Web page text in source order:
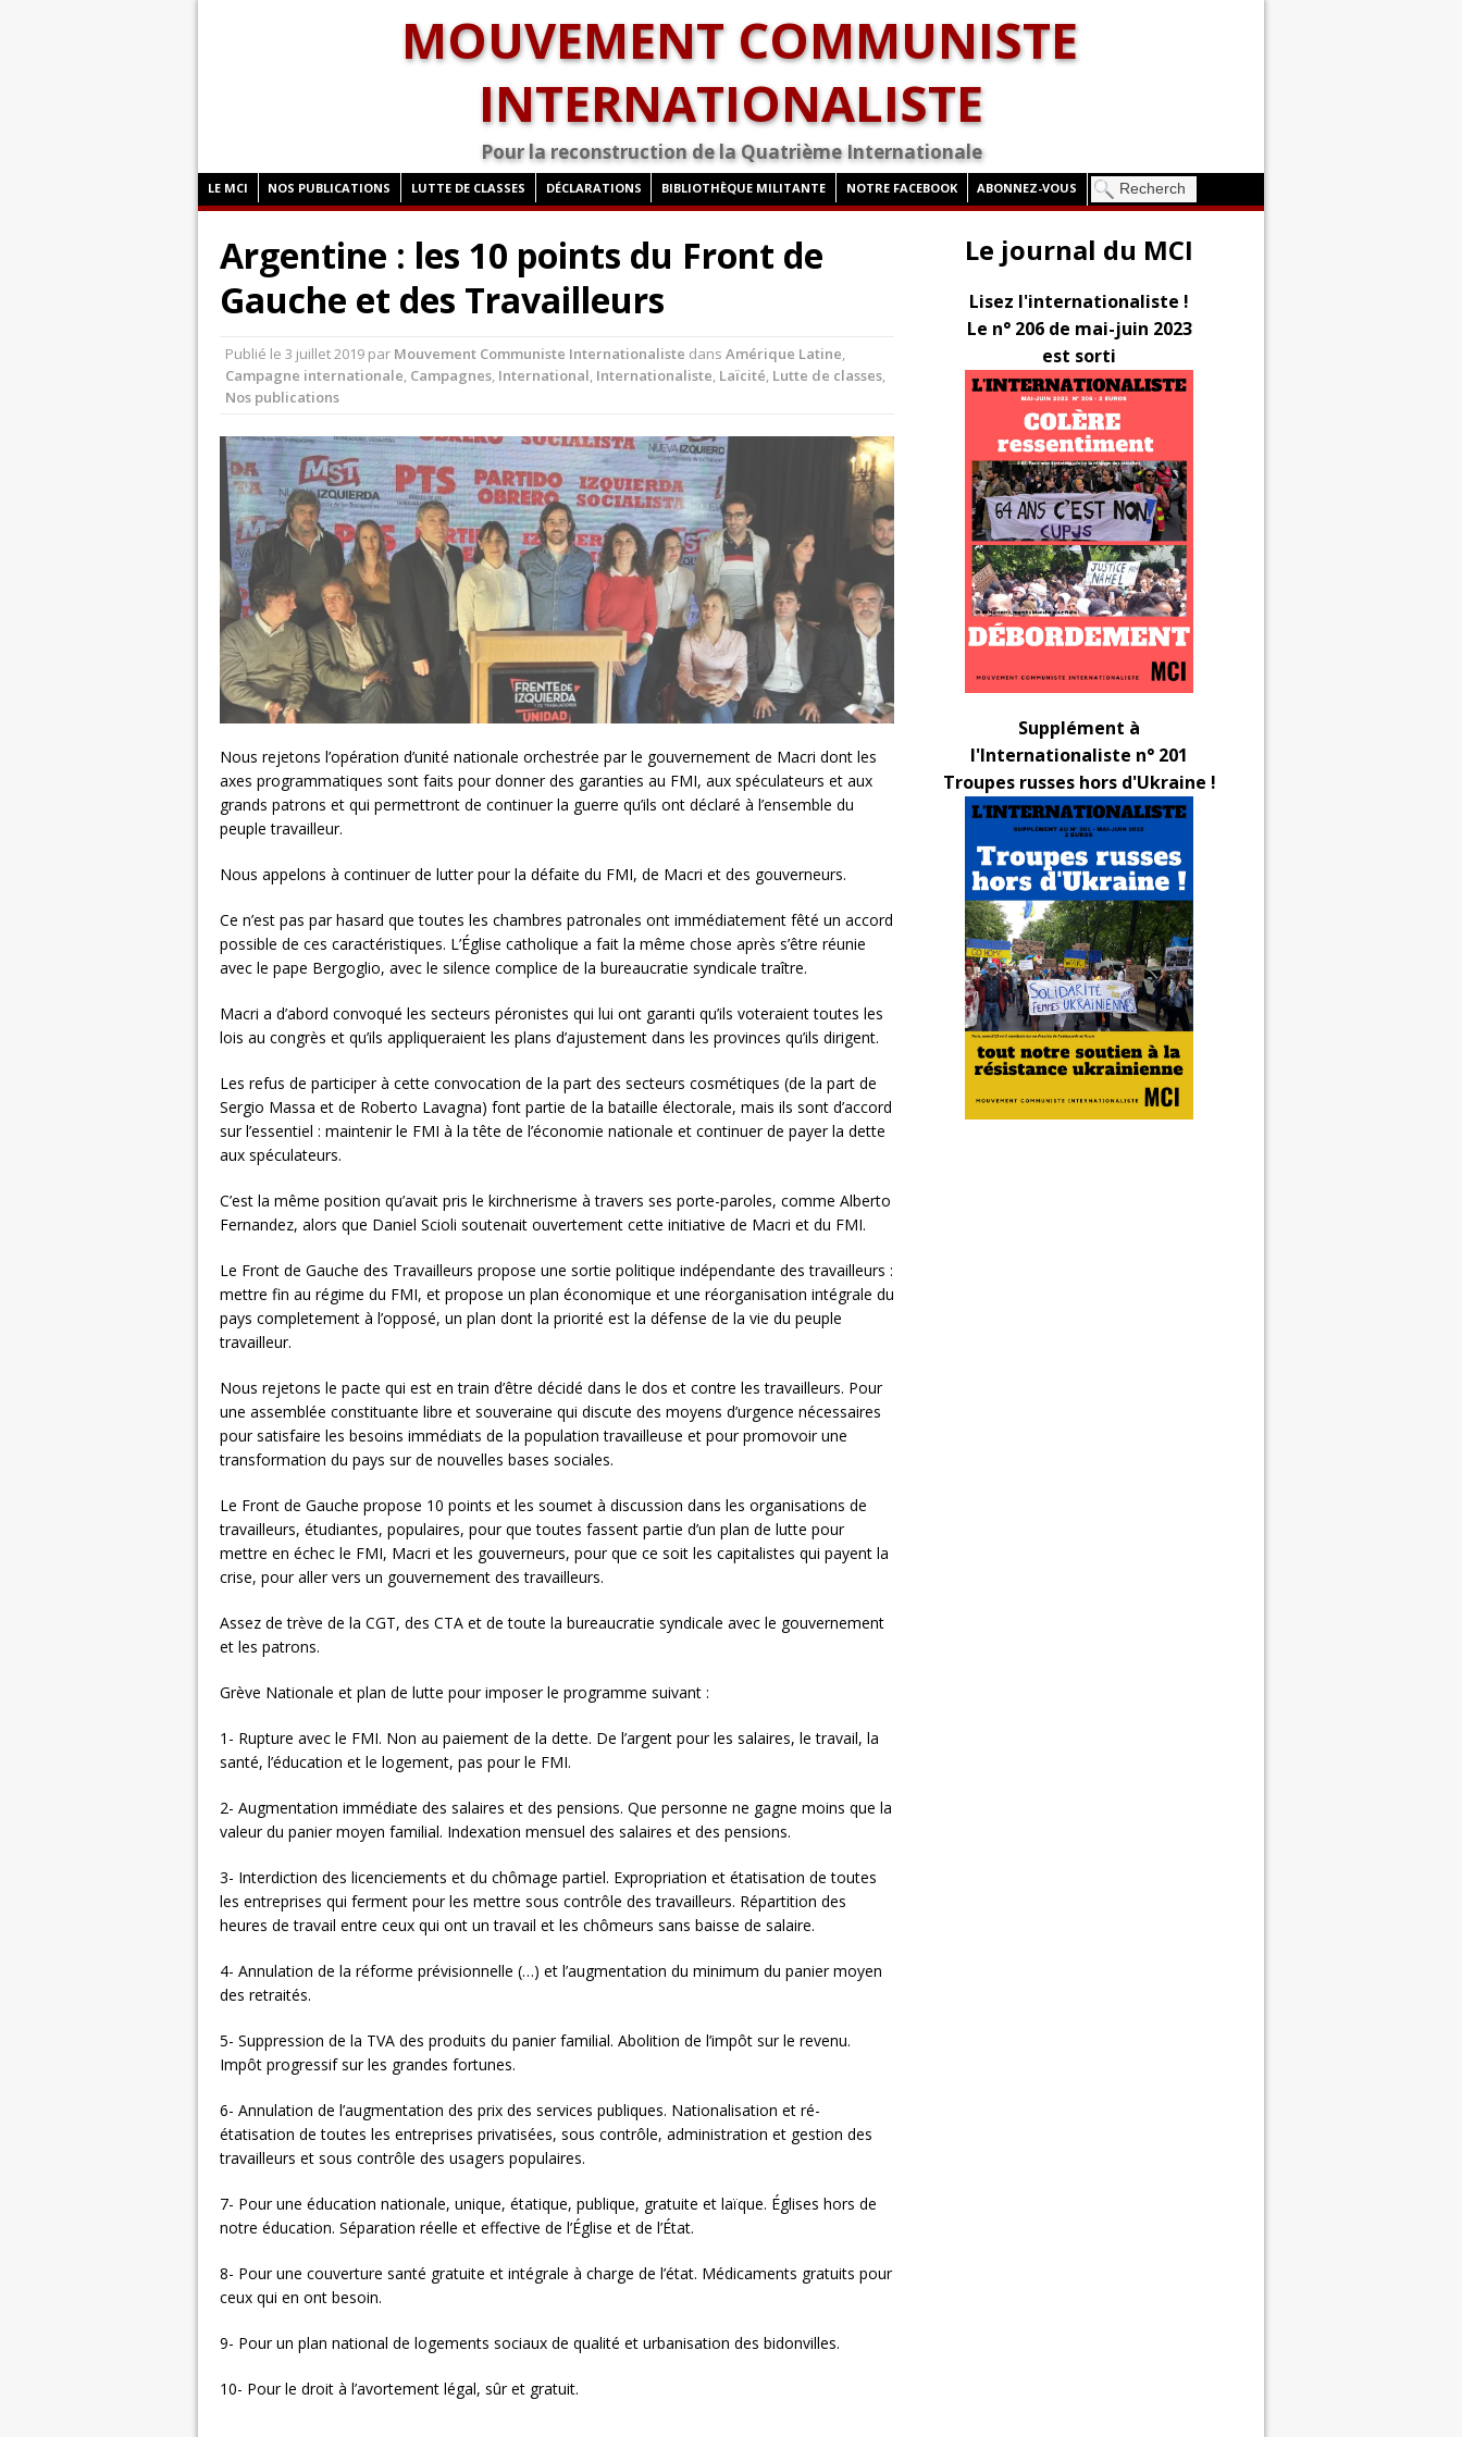
MOUVEMENT COMMUNISTE
INTERNATIONALISTE
Pour la reconstruction de la Quatrième Internationale
LE MCI NOS PUBLICATIONS LUTTE DE CLASSES DÉCLARATIONS BIBLIOTHÈQUE MILITANTE NOTRE FACEBOOK ABONNEZ-VOUS
Argentine : les 10 points du Front de
Gauche et des Travailleurs
Publié le 3 juillet 2019 par Mouvement Communiste Internationaliste dans Amérique Latine,
Campagne internationale, Campagnes, International, Internationaliste, Laïcité, Lutte de classes,
Nos publications
Nous rejetons l’opération d’unité nationale orchestrée par le gouvernement de Macri dont les
axes programmatiques sont faits pour donner des garanties au FMI, aux spéculateurs et aux
grands patrons et qui permettront de continuer la guerre qu’ils ont déclaré à l’ensemble du
peuple travailleur.
Nous appelons à continuer de lutter pour la défaite du FMI, de Macri et des gouverneurs.
Ce n’est pas par hasard que toutes les chambres patronales ont immédiatement fêté un accord
possible de ces caractéristiques. L’Église catholique a fait la même chose après s’être réunie
avec le pape Bergoglio, avec le silence complice de la bureaucratie syndicale traître.
Macri a d’abord convoqué les secteurs péronistes qui lui ont garanti qu’ils voteraient toutes les
lois au congrès et qu’ils appliqueraient les plans d’ajustement dans les provinces qu’ils dirigent.
Les refus de participer à cette convocation de la part des secteurs cosmétiques (de la part de
Sergio Massa et de Roberto Lavagna) font partie de la bataille électorale, mais ils sont d’accord
sur l’essentiel : maintenir le FMI à la tête de l’économie nationale et continuer de payer la dette
aux spéculateurs.
C’est la même position qu’avait pris le kirchnerisme à travers ses porte-paroles, comme Alberto
Fernandez, alors que Daniel Scioli soutenait ouvertement cette initiative de Macri et du FMI.
Le Front de Gauche des Travailleurs propose une sortie politique indépendante des travailleurs :
mettre fin au régime du FMI, et propose un plan économique et une réorganisation intégrale du
pays completement à l’opposé, un plan dont la priorité est la défense de la vie du peuple
travailleur.
Nous rejetons le pacte qui est en train d’être décidé dans le dos et contre les travailleurs. Pour
une assemblée constituante libre et souveraine qui discute des moyens d’urgence nécessaires
pour satisfaire les besoins immédiats de la population travailleuse et pour promovoir une
transformation du pays sur de nouvelles bases sociales.
Le Front de Gauche propose 10 points et les soumet à discussion dans les organisations de
travailleurs, étudiantes, populaires, pour que toutes fassent partie d’un plan de lutte pour
mettre en échec le FMI, Macri et les gouverneurs, pour que ce soit les capitalistes qui payent la
crise, pour aller vers un gouvernement des travailleurs.
Assez de trève de la CGT, des CTA et de toute la bureaucratie syndicale avec le gouvernement
et les patrons.
Grève Nationale et plan de lutte pour imposer le programme suivant :
1- Rupture avec le FMI. Non au paiement de la dette. De l’argent pour les salaires, le travail, la
santé, l’éducation et le logement, pas pour le FMI.
2- Augmentation immédiate des salaires et des pensions. Que personne ne gagne moins que la
valeur du panier moyen familial. Indexation mensuel des salaires et des pensions.
3- Interdiction des licenciements et du chômage partiel. Expropriation et étatisation de toutes
les entreprises qui ferment pour les mettre sous contrôle des travailleurs. Répartition des
heures de travail entre ceux qui ont un travail et les chômeurs sans baisse de salaire.
4- Annulation de la réforme prévisionnelle (…) et l’augmentation du minimum du panier moyen
des retraités.
5- Suppression de la TVA des produits du panier familial. Abolition de l’impôt sur le revenu.
Impôt progressif sur les grandes fortunes.
6- Annulation de l’augmentation des prix des services publiques. Nationalisation et ré-
étatisation de toutes les entreprises privatisées, sous contrôle, administration et gestion des
travailleurs et sous contrôle des usagers populaires.
7- Pour une éducation nationale, unique, étatique, publique, gratuite et laïque. Églises hors de
notre éducation. Séparation réelle et effective de l’Église et de l’État.
8- Pour une couverture santé gratuite et intégrale à charge de l’état. Médicaments gratuits pour
ceux qui en ont besoin.
9- Pour un plan national de logements sociaux de qualité et urbanisation des bidonvilles.
10- Pour le droit à l’avortement légal, sûr et gratuit.
Le journal du MCI
Lisez l'internationaliste !
Le n° 206 de mai-juin 2023
est sorti
Supplément à
l'Internationaliste n° 201
Troupes russes hors d'Ukraine !